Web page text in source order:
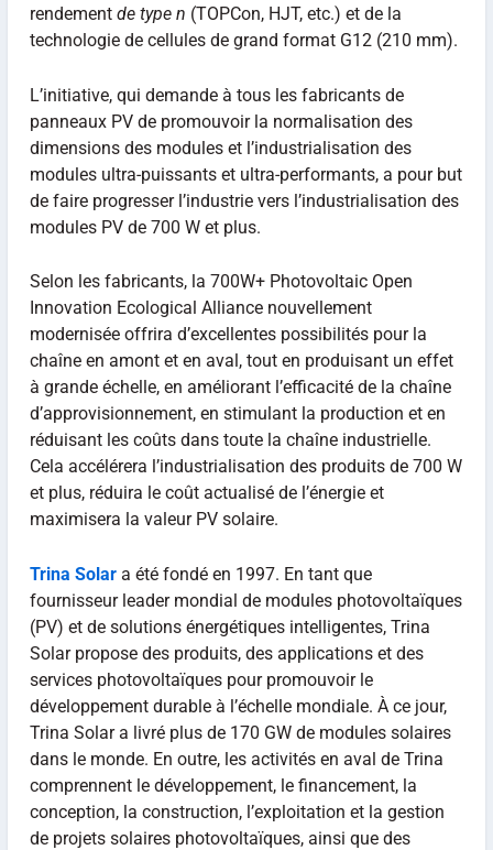
rendement de type n (TOPCon, HJT, etc.) et de la
technologie de cellules de grand format G12 (210 mm).
L’initiative, qui demande à tous les fabricants de
panneaux PV de promouvoir la normalisation des
dimensions des modules et l’industrialisation des
modules ultra-puissants et ultra-performants, a pour but
de faire progresser l’industrie vers l’industrialisation des
modules PV de 700 W et plus.
Selon les fabricants, la 700W+ Photovoltaic Open
Innovation Ecological Alliance nouvellement
modernisée offrira d’excellentes possibilités pour la
chaîne en amont et en aval, tout en produisant un effet
à grande échelle, en améliorant l’efficacité de la chaîne
d’approvisionnement, en stimulant la production et en
réduisant les coûts dans toute la chaîne industrielle.
Cela accélérera l’industrialisation des produits de 700 W
et plus, réduira le coût actualisé de l’énergie et
maximisera la valeur PV solaire.
Trina Solar a été fondé en 1997. En tant que
fournisseur leader mondial de modules photovoltaïques
(PV) et de solutions énergétiques intelligentes, Trina
Solar propose des produits, des applications et des
services photovoltaïques pour promouvoir le
développement durable à l’échelle mondiale. À ce jour,
Trina Solar a livré plus de 170 GW de modules solaires
dans le monde. En outre, les activités en aval de Trina
comprennent le développement, le financement, la
conception, la construction, l’exploitation et la gestion
de projets solaires photovoltaïques, ainsi que des